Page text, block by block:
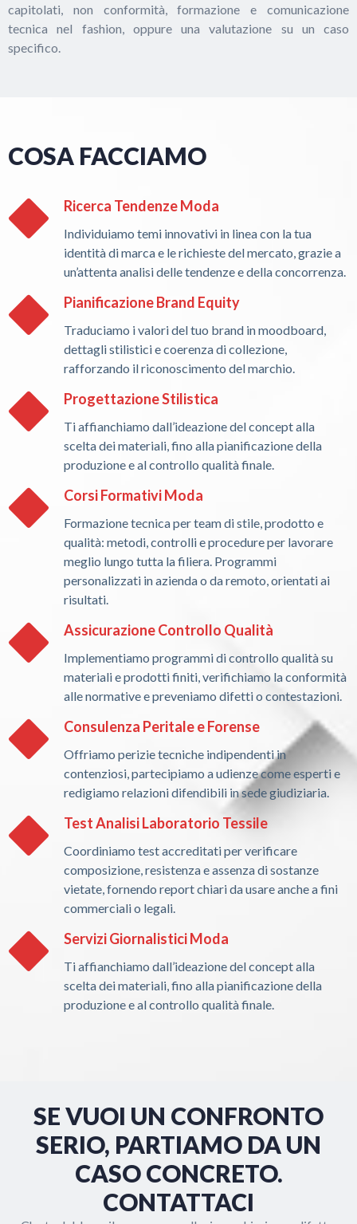
capitolati, non conformità, formazione e comunicazione
tecnica nel fashion, oppure una valutazione su un caso
specifico.
COSA FACCIAMO
Ricerca Tendenze Moda
Individuiamo temi innovativi in linea con la tua
identità di marca e le richieste del mercato, grazie a
un’attenta analisi delle tendenze e della concorrenza.
Pianificazione Brand Equity
Traduciamo i valori del tuo brand in moodboard,
dettagli stilistici e coerenza di collezione,
rafforzando il riconoscimento del marchio.
Progettazione Stilistica
Ti affianchiamo dall’ideazione del concept alla
scelta dei materiali, fino alla pianificazione della
produzione e al controllo qualità finale.
Corsi Formativi Moda
Formazione tecnica per team di stile, prodotto e
qualità: metodi, controlli e procedure per lavorare
meglio lungo tutta la filiera. Programmi
personalizzati in azienda o da remoto, orientati ai
risultati.
Assicurazione Controllo Qualità
Implementiamo programmi di controllo qualità su
materiali e prodotti finiti, verifichiamo la conformità
alle normative e preveniamo difetti o contestazioni.
Consulenza Peritale e Forense
Offriamo perizie tecniche indipendenti in
contenziosi, partecipiamo a udienze come esperti e
redigiamo relazioni difendibili in sede giudiziaria.
Test Analisi Laboratorio Tessile
Coordiniamo test accreditati per verificare
composizione, resistenza e assenza di sostanze
vietate, fornendo report chiari da usare anche a fini
commerciali o legali.
Servizi Giornalistici Moda
Ti affianchiamo dall’ideazione del concept alla
scelta dei materiali, fino alla pianificazione della
produzione e al controllo qualità finale.
SE VUOI UN CONFRONTO
SERIO, PARTIAMO DA UN
CASO CONCRETO.
CONTATTACI